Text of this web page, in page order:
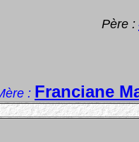
Père :
: Franciane